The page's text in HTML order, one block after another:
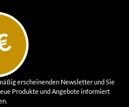
erscheinenden Newsletter und Sie
Produkte und Angebote informiert